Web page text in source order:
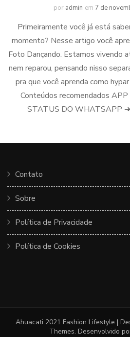
por admin em 7 de
Primeiramente você já está
momento? Nesse artigo você
Foto Dançando. Estamos vivendo
nem reparou, pensando nisso
pra que você aprenda como
Conteúdos recomendados
STATUS DO WHATSAPP
Contato
Sobre
Política de Privacidade
Política de Cookies
Ahuacati 2021 Fashion Lifestyle |
Themes. Desenvolvido